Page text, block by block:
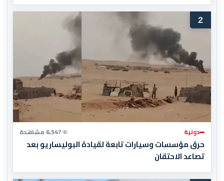
2
دولية 6,547 مشاهدة
حرق مؤسسات وسيارات تابعة لقيادة البوليساريو بعد
تصاعد الاحتقان